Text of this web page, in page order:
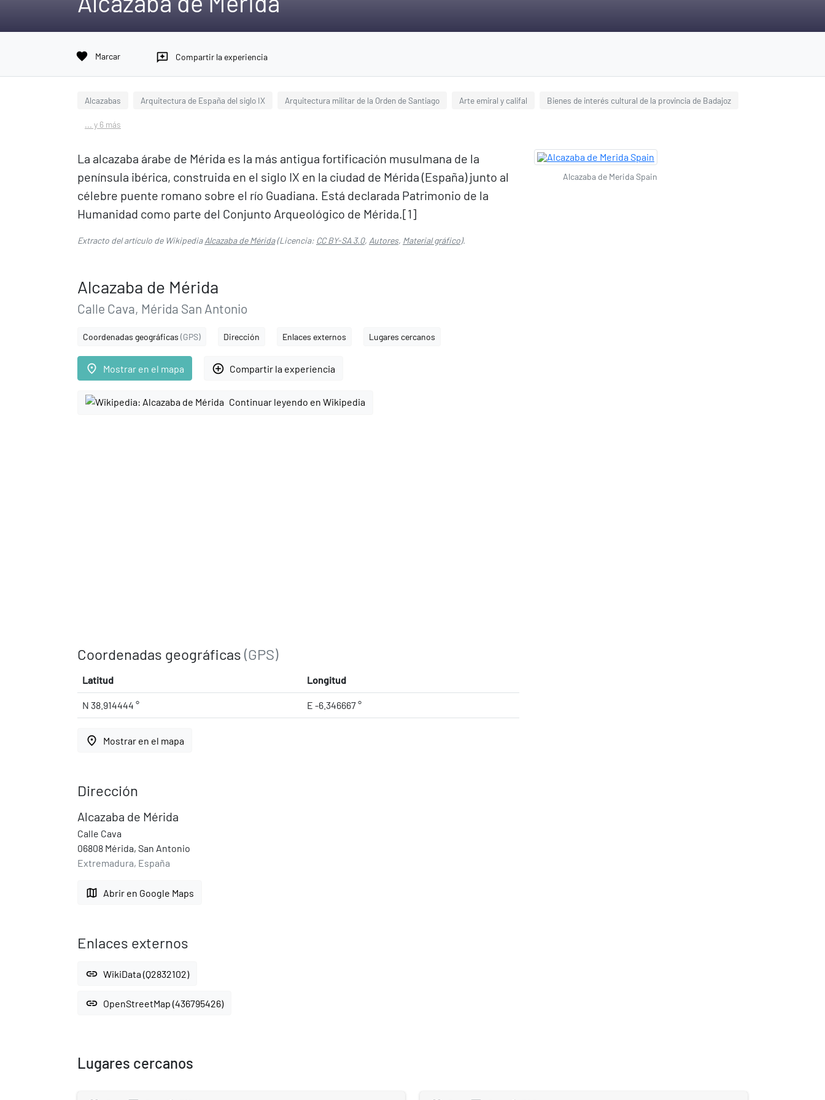
favorite Marcar reviews Compartir la experiencia
Alcazabas Arquitectura de España del siglo IX Arquitectura militar de la Orden de Santiago Arte emiral y califal Bienes de interés cultural de la provincia de Badajoz
... y 6 más
La alcazaba árabe de Mérida es la más antigua fortificación musulmana de la
península ibérica, construida en el siglo IX en la ciudad de Mérida (España) junto al
célebre puente romano sobre el río Guadiana. Está declarada Patrimonio de la
Humanidad como parte del Conjunto Arqueológico de Mérida.[1]​
Extracto del artículo de WikipediaAlcazaba de Mérida(Licencia: CC BY-SA 3.0, Autores, Material gráfico).
Alcazaba de Mérida
Calle Cava, Mérida San Antonio
Coordenadas geográficas (GPS) Dirección Enlaces externos Lugares cercanos
place Mostrar en el mapa add_circle_outline Compartir la experiencia
Continuar leyendo en Wikipedia
Coordenadas geográficas (GPS)
Latitud Longitud
N 38.914444 ° E -6.346667 °
place Mostrar en el mapa
Dirección
Alcazaba de Mérida
Calle Cava
06808 Mérida, San Antonio
Extremadura, España
map Abrir en Google Maps
Enlaces externos
link WikiData (Q2832102)
link OpenStreetMap (436795426)
Alcazaba de Merida Spain
Lugares cercanos